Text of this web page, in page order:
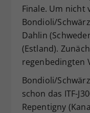
Finale. Um nicht
Bondioli/
Dahlin
(Estland).
regenbedingten
Bondioli/
schon das ITF-
Repentigny